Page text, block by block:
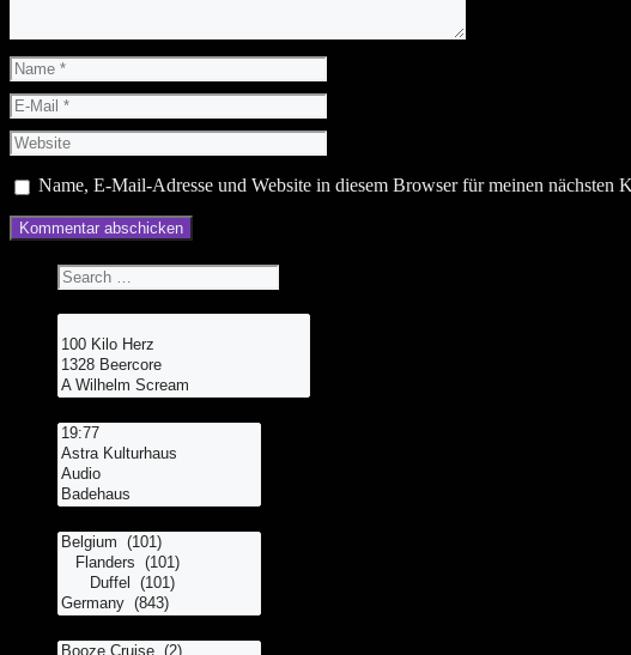
Name
E-
Mail
Website
Name, E-Mail-Adresse und Website in diesem Browser für meinen nächsten